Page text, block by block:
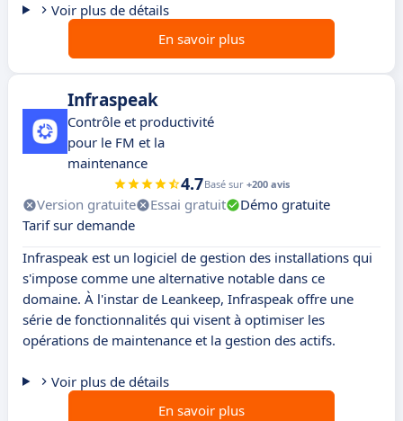
Voir plus de détails
En savoir plus
Infraspeak
Contrôle et productivité
pour le FM et la
maintenance
4.7Basé sur +200 avis
Version gratuite Essai gratuit
Démo gratuite
Tarif sur demande
Infraspeak est un logiciel de gestion des installations qui
s'impose comme une alternative notable dans ce
domaine. À l'instar de Leankeep, Infraspeak offre une
série de fonctionnalités qui visent à optimiser les
opérations de maintenance et la gestion des actifs.
Voir plus de détails
En savoir plus